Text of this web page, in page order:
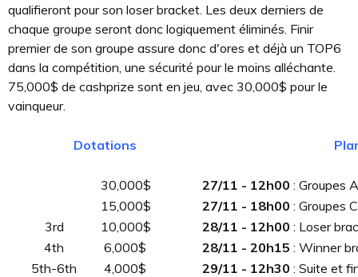
qualifieront pour son loser bracket. Les deux derniers de
chaque groupe seront donc logiquement éliminés. Finir
premier de son groupe assure donc d'ores et déjà un TOP6
dans la compétition, une sécurité pour le moins alléchante.
75,000$ de cashprize sont en jeu, avec 30,000$ pour le
vainqueur.
Dotations
30,000$ 27/11 - 12h00 : Groupes
15,000$
27/11 - 18h00 : Groupes
3rd
10,000$ 28/11 - 12h00 : Loser
4th
6,000$ 28/11 - 20h15 : Winner
5th-6th
4,000$ 29/11 - 12h30 : Suite et